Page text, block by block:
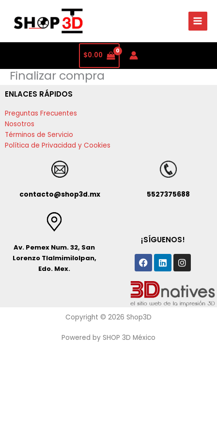
$0.00
Finalizar compra
ENLACES RÁPIDOS
Preguntas Frecuentes
Nosotros
Términos de Servicio
Política de Privacidad y Cookies
contacto@shop3d.mx 5527375688
Av. Pemex Num. 32, San
Lorenzo Tlalmimilolpan,
Edo. Mex.
¡SÍGUENOS!
Facebook
Linkedin
Copyright © 2026 Shop3D
Powered by SHOP 3D México